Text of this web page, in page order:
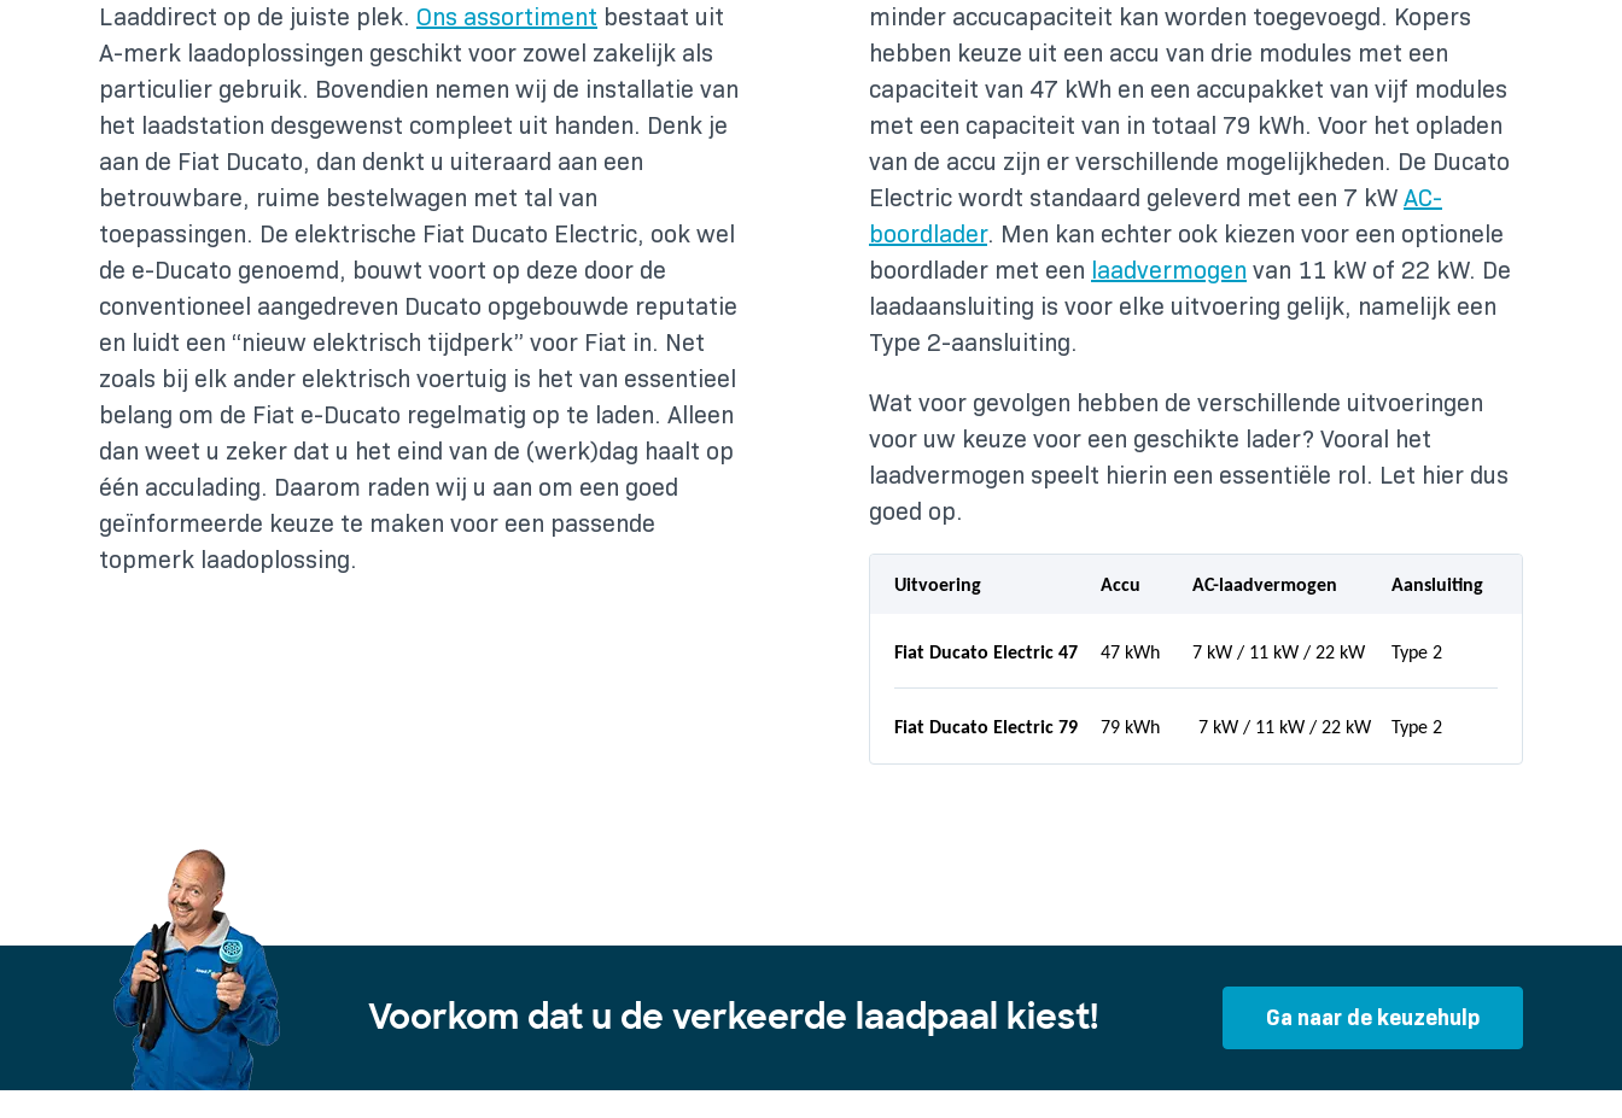
Laaddirect op de juiste plek. Ons assortiment bestaat uit
A-merk laadoplossingen geschikt voor zowel zakelijk als
particulier gebruik. Bovendien nemen wij de installatie van
het laadstation desgewenst compleet uit handen. Denk je
aan de Fiat Ducato, dan denkt u uiteraard aan een
betrouwbare, ruime bestelwagen met tal van
toepassingen. De elektrische Fiat Ducato Electric, ook wel
de e-Ducato genoemd, bouwt voort op deze door de
conventioneel aangedreven Ducato opgebouwde reputatie
en luidt een “nieuw elektrisch tijdperk” voor Fiat in. Net
zoals bij elk ander elektrisch voertuig is het van essentieel
belang om de Fiat e-Ducato regelmatig op te laden. Alleen
dan weet u zeker dat u het eind van de (werk)dag haalt op
één acculading. Daarom raden wij u aan om een goed
geïnformeerde keuze te maken voor een passende
topmerk laadoplossing.
minder accucapaciteit kan worden toegevoegd. Kopers
hebben keuze uit een accu van drie modules met een
capaciteit van 47 kWh en een accupakket van vijf modules
met een capaciteit van in totaal 79 kWh. Voor het opladen
van de accu zijn er verschillende mogelijkheden. De Ducato
Electric wordt standaard geleverd met een 7 kW AC-
boordlader. Men kan echter ook kiezen voor een optionele
boordlader met een laadvermogen van 11 kW of 22 kW. De
laadaansluiting is voor elke uitvoering gelijk, namelijk een
Type 2-aansluiting.
Wat voor gevolgen hebben de verschillende uitvoeringen
voor uw keuze voor een geschikte lader? Vooral het
laadvermogen speelt hierin een essentiële rol. Let hier dus
goed op.
Uitvoering Accu AC-laadvermogen Aansluiting
Fiat Ducato Electric 47 47 kWh 7 kW / 11 kW / 22 kW Type 2
Fiat Ducato Electric 79 79 kWh 7 kW / 11 kW / 22 kW Type 2
Voorkom dat u de verkeerde laadpaal kiest! Ga naar de keuzehulp